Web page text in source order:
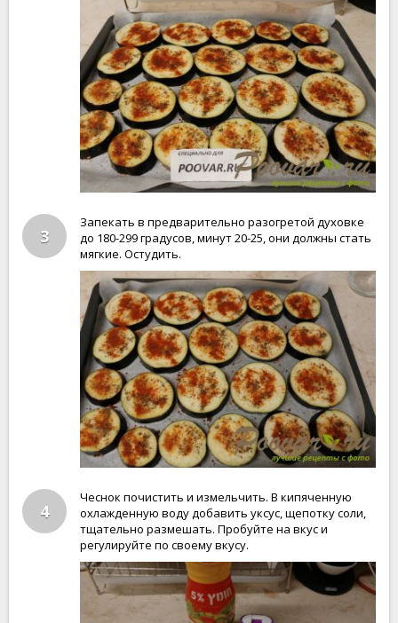
3
Запекать в предварительно разогретой духовке
до 180-299 градусов, минут 20-25, они должны стать
мягкие. Остудить.
4
Чеснок почистить и измельчить. В кипяченную
охлажденную воду добавить уксус, щепотку соли,
тщательно размешать. Пробуйте на вкус и
регулируйте по своему вкусу.